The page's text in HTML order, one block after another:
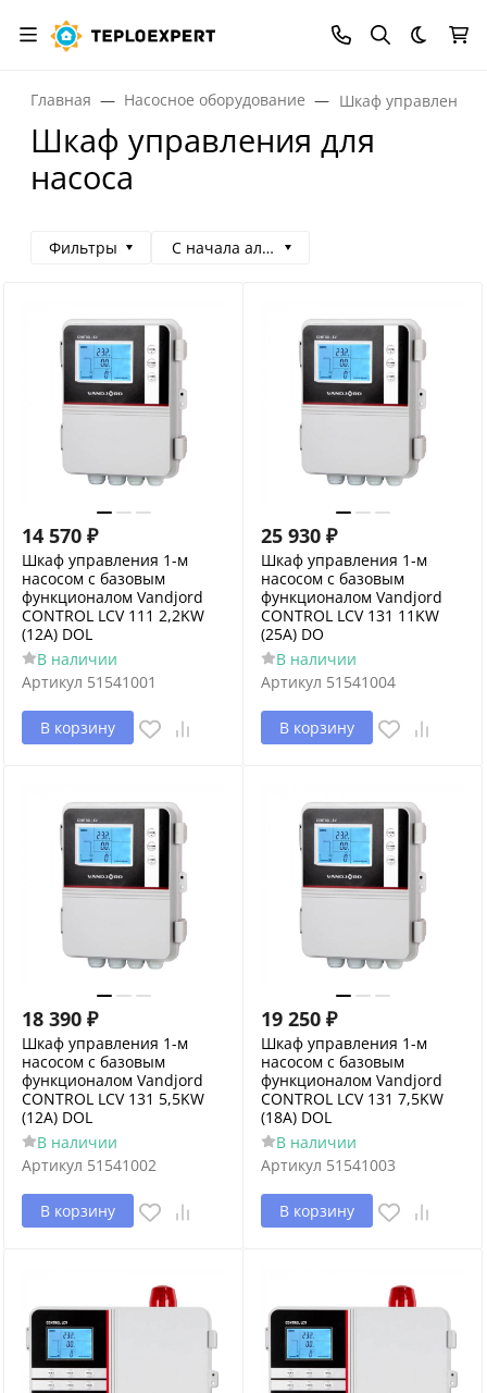
Темная
Главная Насосное оборудование Шкаф управления
Шкаф управления для
насоса
Фильтры С начала алфавита
14 570 ₽
Шкаф управления 1-м
насосом с базовым
функционалом Vandjord
CONTROL LCV 111 2,2KW
(12А) DOL
В наличии
Артикул 51541001
В корзину
25 930 ₽
Шкаф управления 1-м
насосом с базовым
функционалом Vandjord
CONTROL LCV 131 11KW
(25A) DO
В наличии
Артикул 51541004
В корзину
18 390 ₽
Шкаф управления 1-м
насосом с базовым
функционалом Vandjord
CONTROL LCV 131 5,5KW
(12A) DOL
В наличии
Артикул 51541002
В корзину
19 250 ₽
Шкаф управления 1-м
насосом с базовым
функционалом Vandjord
CONTROL LCV 131 7,5KW
(18A) DOL
В наличии
Артикул 51541003
В корзину